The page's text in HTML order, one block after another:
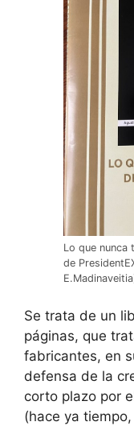
Lo que nunca
de
Se trata de un
páginas, que
fabricantes, en
defensa de la
corto plazo por
(hace ya